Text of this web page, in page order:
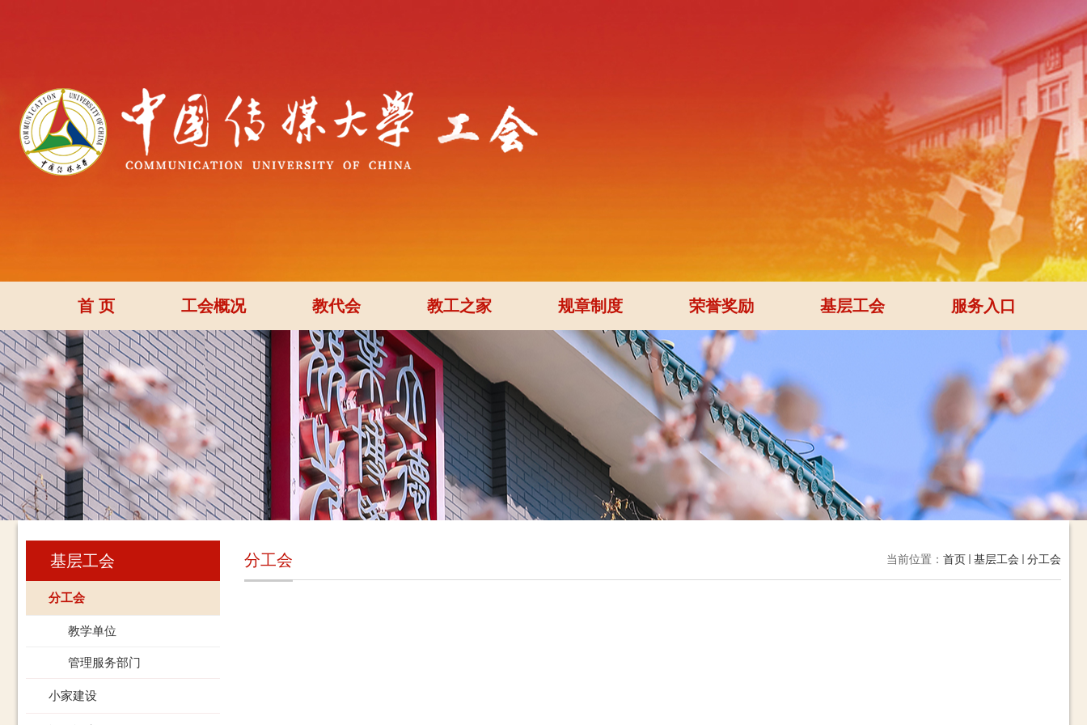
首 页 工会概况 教代会 教工之家 规章制度 荣誉奖励 基层工会 服务入口
基层工会
分工会
教学单位
管理服务部门
小家建设
当前位置： 首页 基层工会 分工会
分工会